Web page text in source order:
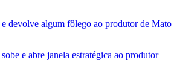
e devolve algum fôlego ao produtor de Mato
e abre janela estratégica ao produtor